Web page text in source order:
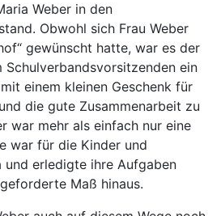
Weber in den
Obwohl sich Frau Weber
gewünscht hatte, war es der
Schulverbandsvorsitzenden ein
einem kleinen Geschenk für
die gute Zusammenarbeit zu
war mehr als einfach nur eine
war für die Kinder und
und erledigte ihre Aufgaben
Maß hinaus.